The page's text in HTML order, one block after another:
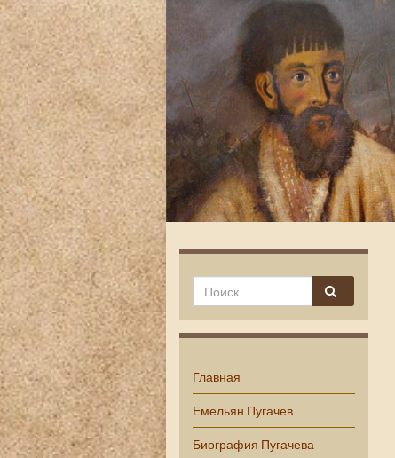
Главная
Емельян Пугачев
Биография Пугачева